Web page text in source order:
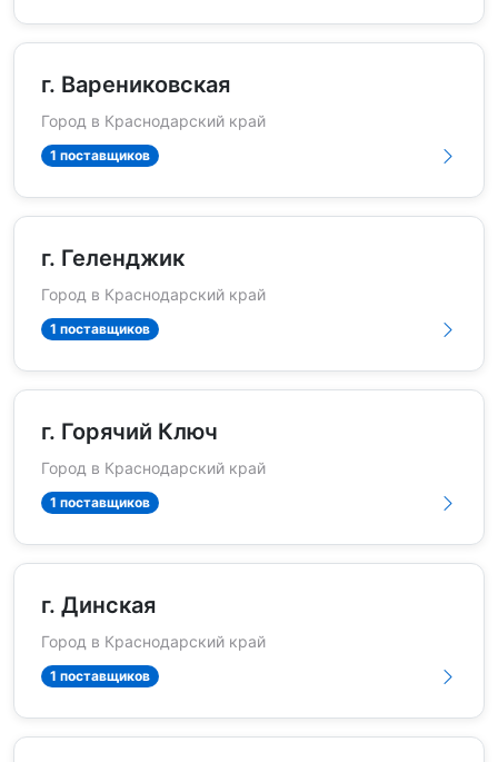
г. Варениковская
Город в Краснодарский край
1 поставщиков
г. Геленджик
Город в Краснодарский край
1 поставщиков
г. Горячий Ключ
Город в Краснодарский край
1 поставщиков
г. Динская
Город в Краснодарский край
1 поставщиков